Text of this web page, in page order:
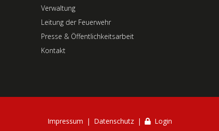
Verwaltung
Leitung der Feuerwehr
Presse & Öffentlichkeitsarbeit
Kontakt
Impressum Datenschutz Login